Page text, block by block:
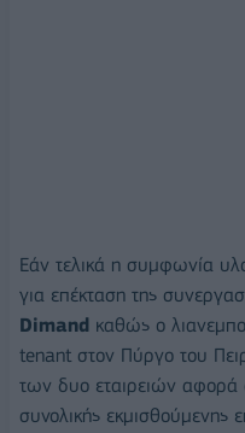
Εάν τελικά η συμφωνία
για επέκταση της
Dimand καθώς ο
tenant στον Πύργο του
των δυο εταιρειών αφορά
συνολικής εκμισθούμενης